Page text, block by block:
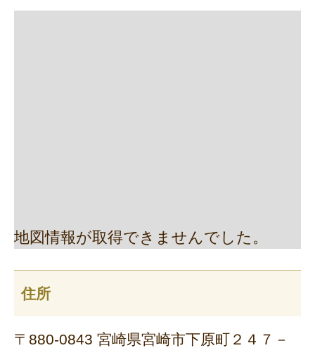
地図情報が取得できませんでした。
住所
〒880-0843 宮崎県宮崎市下原町２４７－